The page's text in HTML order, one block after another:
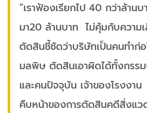
“เราฟ้องเรียกไป 40 กว่าล้าน
มา20 ล้านบาท ไม่คุ้มกับความ
ตัดสินชี้ชัดว่าบริษัทเป็นคนทำก่อ
มลพิษ ตัดสินเอาผิดได้ทั้งกรรม
และคนปัจจุบัน เจ้าของโรงงา
คืบหน้าของการตัดสินคดีสิ่งแว